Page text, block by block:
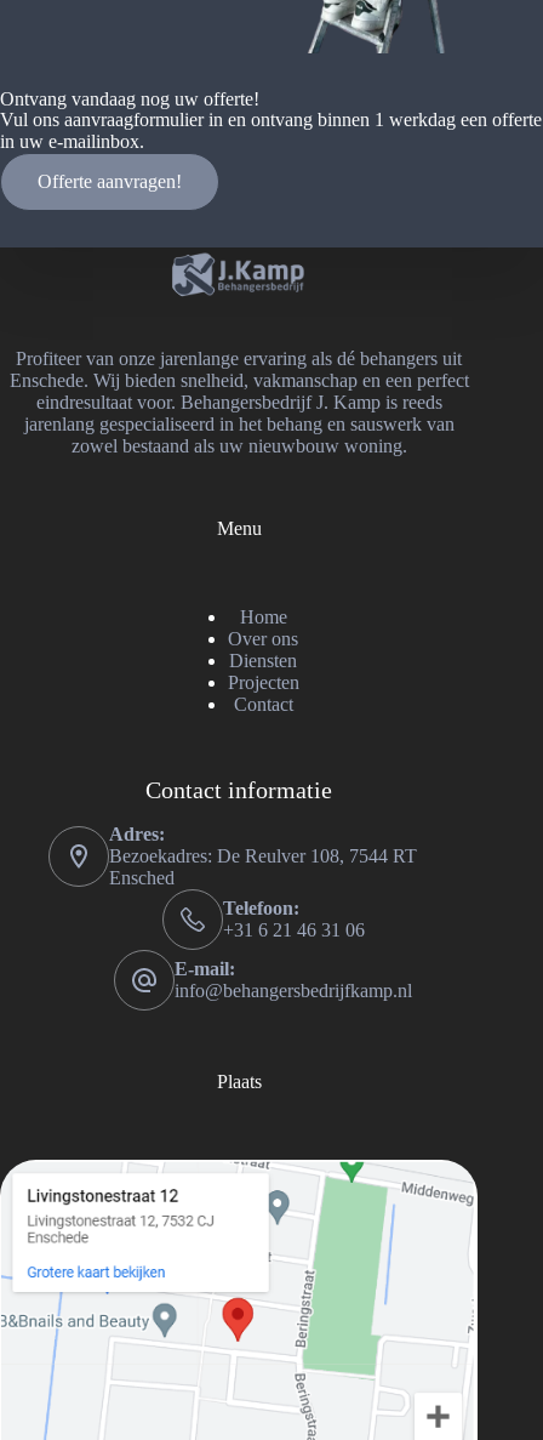
Ontvang vandaag nog uw offerte!
Vul ons aanvraagformulier in en ontvang binnen 1 werkdag een offerte
in uw e-mailinbox.
Offerte aanvragen!
Profiteer van onze jarenlange ervaring als dé behangers uit
Enschede. Wij bieden snelheid, vakmanschap en een perfect
eindresultaat voor. Behangersbedrijf J. Kamp is reeds
jarenlang gespecialiseerd in het behang en sauswerk van
zowel bestaand als uw nieuwbouw woning.
Menu
Home
Over ons
Diensten
Projecten
Contact
Contact informatie
Adres:
Bezoekadres: De Reulver 108, 7544 RT
Ensched
Telefoon:
+31 6 21 46 31 06
E-mail:
info@behangersbedrijfkamp.nl
Plaats